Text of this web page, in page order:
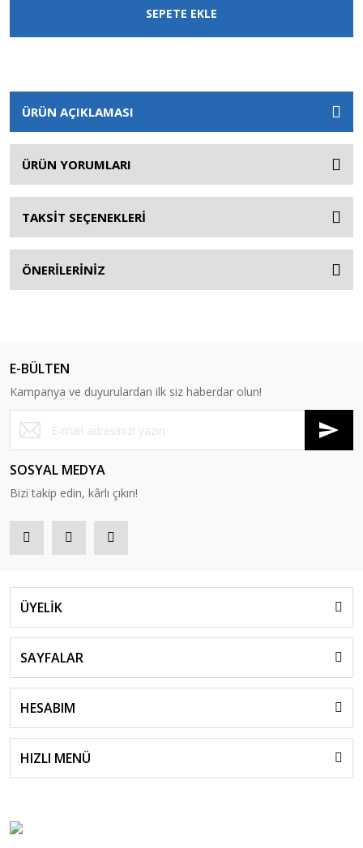
SEPETE EKLE
ÜRÜN AÇIKLAMASI
ÜRÜN YORUMLARI
TAKSİT SEÇENEKLERİ
ÖNERİLERİNİZ
E-BÜLTEN
Kampanya ve duyurulardan ilk siz haberdar olun!
SOSYAL MEDYA
Bizi takip edin, kârlı çıkın!
ÜYELİK
SAYFALAR
HESABIM
HIZLI MENÜ